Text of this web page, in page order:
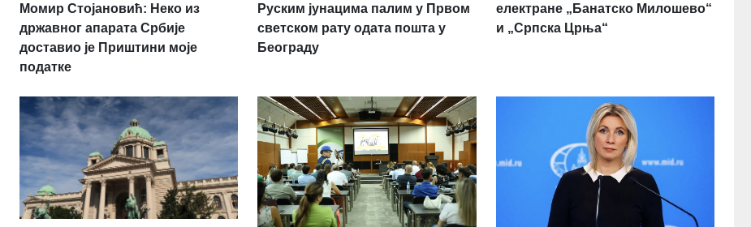
Момир Стојановић: Неко из
државног апарата Србије
доставио је Приштини моје
податке
Руским јунацима палим у Првом
светском рату одата пошта у
Београду
електране „Банатско Милошево“
и „Српска Црња“